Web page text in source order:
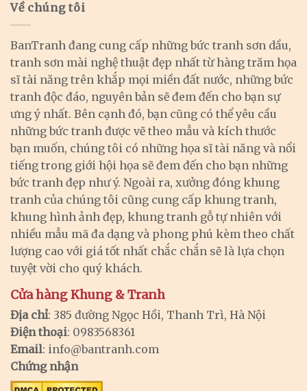
Về chúng tôi
BanTranh đang cung cấp những bức tranh sơn dầu,
tranh sơn mài nghệ thuật đẹp nhất từ hàng trăm họa
sĩ tài năng trên khắp mọi miền đất nước, những bức
tranh độc đáo, nguyên bản sẽ đem đến cho bạn sự
ưng ý nhất. Bên cạnh đó, bạn cũng có thể yêu cầu
những bức tranh được vẽ theo mẫu và kích thước
bạn muốn, chúng tôi có những họa sĩ tài năng và nổi
tiếng trong giới hội họa sẽ đem đến cho bạn những
bức tranh đẹp như ý. Ngoài ra, xưởng đóng khung
tranh của chúng tôi cũng cung cấp khung tranh,
khung hình ảnh đẹp, khung tranh gỗ tự nhiên với
nhiều mẫu mã đa dạng và phong phú kèm theo chất
lượng cao với giá tốt nhất chắc chắn sẽ là lựa chọn
tuyệt vời cho quý khách.
Cửa hàng Khung & Tranh
Địa chỉ: 385 đường Ngọc Hồi, Thanh Trì, Hà Nội
Điện thoại: 0983568361
Email: info@bantranh.com
Chứng nhận